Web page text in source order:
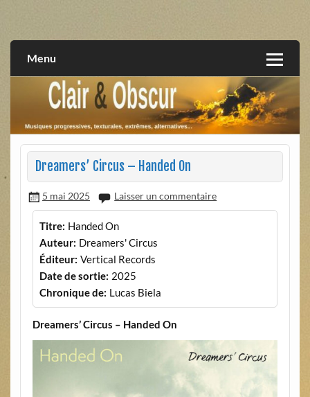
extrêmes, alternatives, texturales
Menu
Dreamers’ Circus – Handed On
5 mai 2025 Laisser un commentaire
Titre: Handed On
Auteur: Dreamers' Circus
Éditeur: Vertical Records
Date de sortie: 2025
Chronique de: Lucas Biela
Dreamers’ Circus – Handed On